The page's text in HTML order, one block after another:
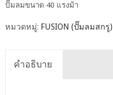
ปั๊มลมขนาด 40 แรงม้า
หมวดหมู่: FUSION (ปั๊มลมสกรู)
คำอธิบาย